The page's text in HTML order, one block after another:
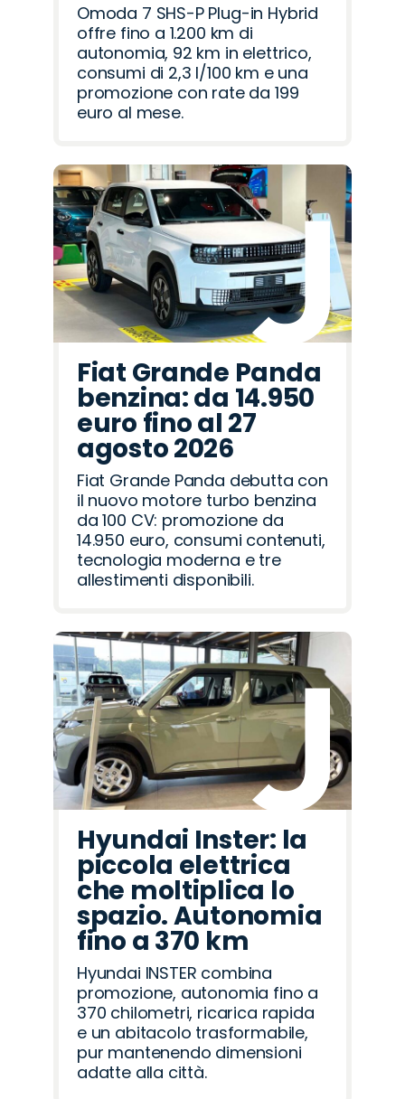
Omoda 7 SHS-P Plug-in Hybrid
offre fino a 1.200 km di
autonomia, 92 km in elettrico,
consumi di 2,3 l/100 km e una
promozione con rate da 199
euro al mese.
Fiat Grande Panda
benzina: da 14.950
euro fino al 27
agosto 2026
Fiat Grande Panda debutta con
il nuovo motore turbo benzina
da 100 CV: promozione da
14.950 euro, consumi contenuti,
tecnologia moderna e tre
allestimenti disponibili.
Hyundai Inster: la
piccola elettrica
che moltiplica lo
spazio. Autonomia
fino a 370 km
Hyundai INSTER combina
promozione, autonomia fino a
370 chilometri, ricarica rapida
e un abitacolo trasformabile,
pur mantenendo dimensioni
adatte alla città.